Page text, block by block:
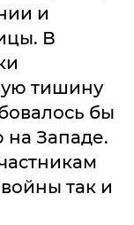
и
В
тишину
бы
на Западе.
так и